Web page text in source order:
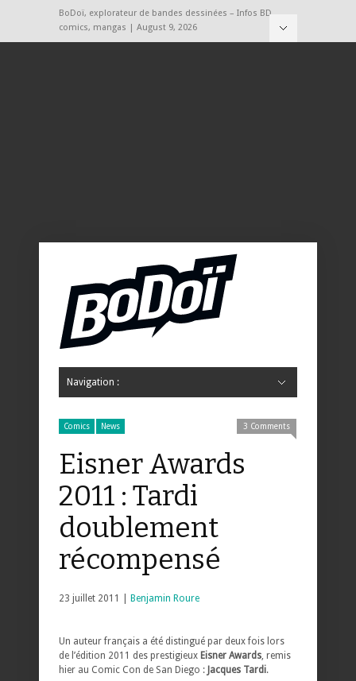
BoDoï, explorateur de bandes dessinées – Infos BD,
comics, mangas | August 9, 2026
Navigation :
Comics News 3 Comments
Eisner Awards
2011 : Tardi
doublement
récompensé
23 juillet 2011 | Benjamin Roure
Un auteur français a été distingué par deux fois lors
de l’édition 2011 des prestigieux Eisner Awards , remis
hier au Comic Con de San Diego : Jacques Tardi.